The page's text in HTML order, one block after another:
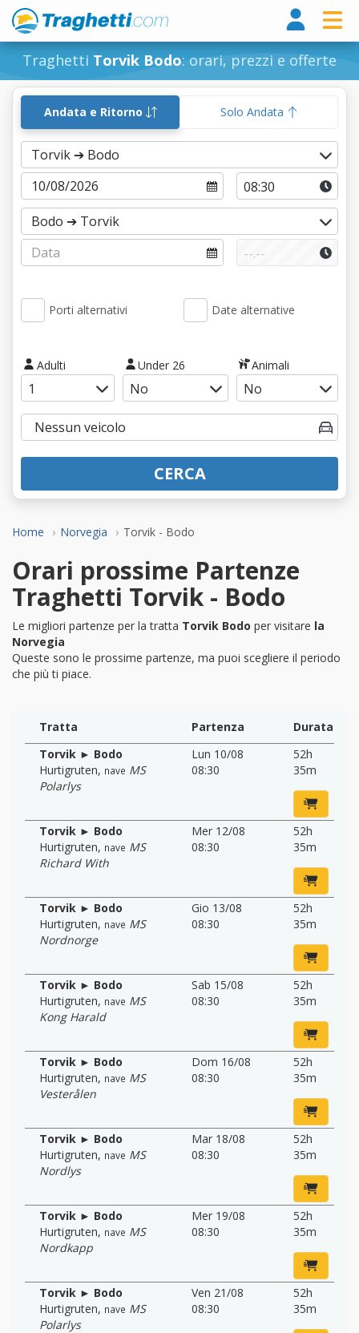
Traghetti Torvik Bodo: orari, prezzi e offerte
Home Norvegia Torvik - Bodo
Andata e Ritorno Solo Andata
Porti alternativi Date alternative
Adulti Under 26 Animali
CERCA
Orari prossime Partenze
Traghetti Torvik - Bodo
Le migliori partenze per la tratta Torvik Bodo per visitare la
Norvegia
Queste sono le prossime partenze, ma puoi scegliere il periodo
che più ti piace.
Tratta Partenza
Durata
Torvik ► Bodo
Hurtigruten, nave MS
Polarlys
Lun 10/08
08:30
52h
35m
Torvik ► Bodo
Hurtigruten, nave MS
Richard With
Mer 12/08
08:30
52h
35m
Torvik ► Bodo
Hurtigruten, nave MS
Nordnorge
Gio 13/08
08:30
52h
35m
Torvik ► Bodo
Hurtigruten, nave MS
Kong Harald
Sab 15/08
08:30
52h
35m
Torvik ► Bodo
Hurtigruten, nave MS
Vesterålen
Dom 16/08
08:30
52h
35m
Torvik ► Bodo
Hurtigruten, nave MS
Nordlys
Mar 18/08
08:30
52h
35m
Torvik ► Bodo
Hurtigruten, nave MS
Nordkapp
Mer 19/08
08:30
52h
35m
Torvik ► Bodo
Hurtigruten, nave MS
Polarlys
Ven 21/08
08:30
52h
35m